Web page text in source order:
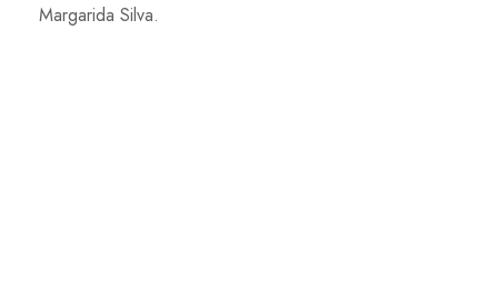
Margarida Silva.